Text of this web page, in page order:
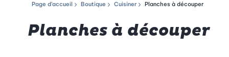
Chemin de navigation
Page d’accueil Boutique Cuisiner Planches à découper
Planches à découper